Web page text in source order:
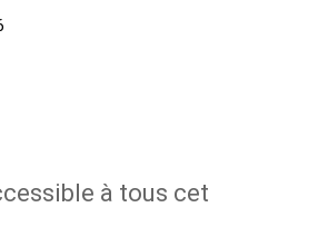
à tous cet